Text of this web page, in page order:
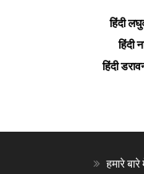
हिंदी
हिंदी
हिंदी
हमारे बारे